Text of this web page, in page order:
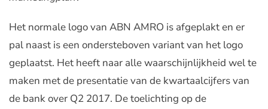
Het normale logo van ABN AMRO is afgeplakt en er
pal naast is een ondersteboven variant van het logo
geplaatst. Het heeft naar alle waarschijnlijkheid wel te
maken met de presentatie van de kwartaalcijfers van
de bank over Q2 2017. De toelichting op de